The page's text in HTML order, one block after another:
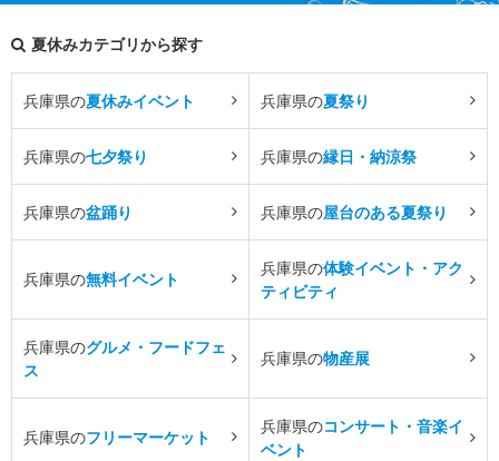
夏休みカテゴリから探す
兵庫県の夏休みイベント 兵庫県の夏祭り
兵庫県の七夕祭り 兵庫県の縁日・納涼祭
兵庫県の盆踊り 兵庫県の屋台のある夏祭り
兵庫県の無料イベント
兵庫県の体験イベント・アク
ティビティ
兵庫県のグルメ・フードフェ
ス
兵庫県の物産展
兵庫県のフリーマーケット
兵庫県のコンサート・音楽イ
ベント